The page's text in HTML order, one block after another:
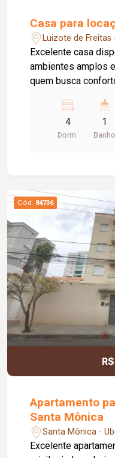
Casa para
Luizote de Freitas
Excelente casa
ambientes amplos
quem busca
cozinha, 01
de serviço, quintal e
ótima oportunidade
4
Dorm.
1
Banho
Cód. 84736
Apartamento
Santa Mônica
Santa Mônica -
Excelente